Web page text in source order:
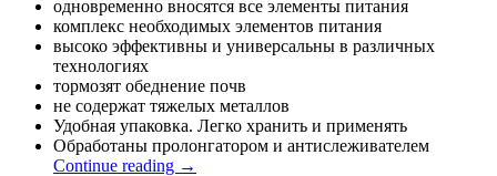
одновременно вносятся все элементы питания
комплекс необходимых элементов питания
высоко эффективны и универсальны в различных
технологиях
тормозят обеднение почв
не содержат тяжелых металлов
Удобная упаковка. Легко хранить и применять
Обработаны пролонгатором и антислеживателем
Continue reading →